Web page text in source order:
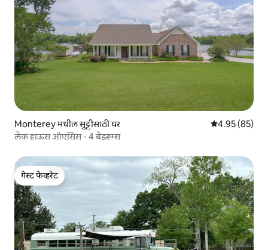
Monterey मधील सुट्टीसाठी घर 5 पैकी 4.95
4.95 (85)
लेक हाऊस ओएसिस - 4 बेडरूम्स
गेस्ट फेव्हरेट
गेस्ट फेव्हरेट